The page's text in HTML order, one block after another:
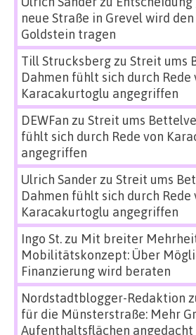
neue Straße in Grevel wird
Goldstein tragen
Till Strucksbergzu Streit ums
Dahmen fühlt sich durch Rede
Karacakurtoglu angegriffen
DEWFan zu Streit ums
fühlt sich durch Rede von
angegriffen
Ulrich Sanderzu Streit ums
Dahmen fühlt sich durch Rede
Karacakurtoglu angegriffen
Ingo St.zu Mit breiter
Mobilitätskonzept: Über
Finanzierung wird beraten
Nordstadtblogger-Redaktion
für die Münsterstraße: Mehr
Aufenthaltsflächen angedacht